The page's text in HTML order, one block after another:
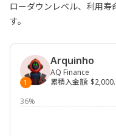
ローダウンレベル、利用
す。
1
Arquinho
AQ Finance
累積入金額:
36%